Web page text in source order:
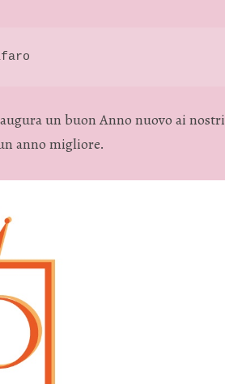
un buon Anno nuovo ai nostri
anno migliore.